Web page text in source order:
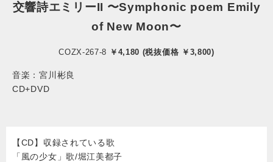
交響詩エミリーII 〜Symphonic poem Emily
of New Moon〜
COZX-267-8 ￥4,180 (税抜価格 ￥3,800)
音楽：宮川彬良
CD+DVD
【CD】収録されている歌
「風の少女」歌/堀江美都子